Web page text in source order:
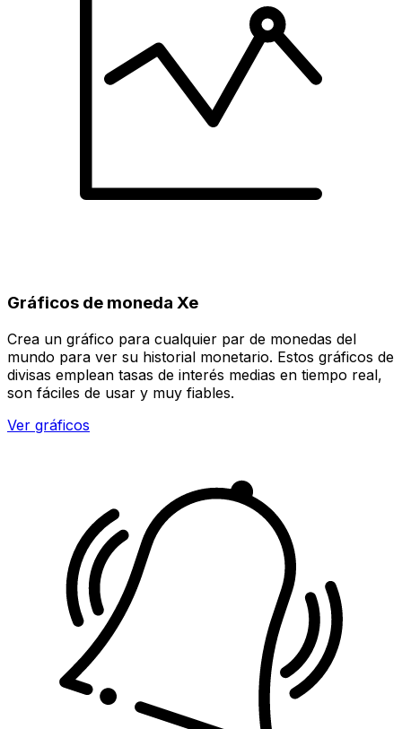
Gráficos de moneda Xe
Crea un gráfico para cualquier par de monedas del
mundo para ver su historial monetario. Estos gráficos de
divisas emplean tasas de interés medias en tiempo real,
son fáciles de usar y muy fiables.
Ver gráficos